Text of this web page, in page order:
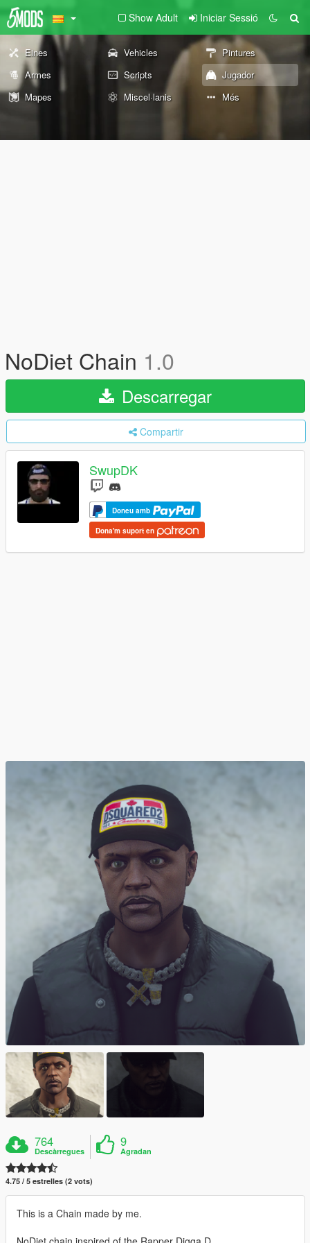
Show Adult Iniciar Sessió
Eines Vehicles
Pintures
Armes
Scripts
Jugador
Mapes
Miscel·lanis Més
NoDiet Chain 1.0
Descarregar
Compartir
SwupDK
Doneu amb
Dona'm suport en
764
Descàrregues
9
Agradan
4.75 / 5 estrelles (2 vots)
This is a Chain made by me.